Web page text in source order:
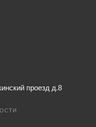
проезд д.8